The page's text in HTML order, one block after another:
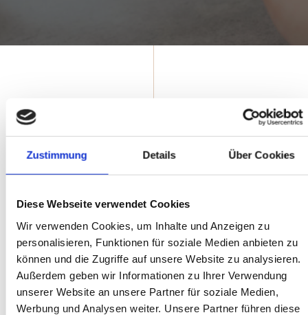
Zustimmung Details Über Cookies
Diese Webseite verwendet Cookies
Wir verwenden Cookies, um Inhalte und Anzeigen zu
personalisieren, Funktionen für soziale Medien anbieten zu
können und die Zugriffe auf unsere Website zu analysieren.
Außerdem geben wir Informationen zu Ihrer Verwendung
unserer Website an unsere Partner für soziale Medien,
Werbung und Analysen weiter. Unsere Partner führen diese
Über mich
verheiratet und Mutter von 2 Kindern. Seit 2019
habe ich meine Leidenschaft für Nageldesign und
Kosmetik zum Beruf gemacht. In meiner Arbeit
lege ich größten Wert darauf, dass Du Dich bei mir
gut aufgehoben fühlst und zufrieden mein Studio
verlässt. Dabei stehen für mich im Fokus: